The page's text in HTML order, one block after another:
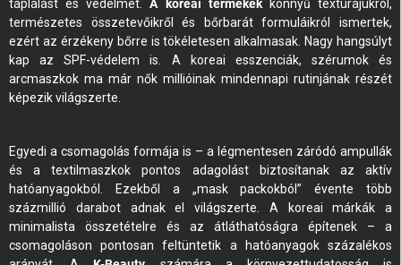
táplálást és védelmet.A koreai termékekkönnyű textúrájukról,
természetes összetevőikről és bőrbarát formuláikról ismertek,
ezért az érzékeny bőrre is tökéletesen alkalmasak. Nagy hangsúlyt
kap az SPF-védelem is. A koreai esszenciák, szérumok és
arcmaszkok ma már nők millióinak mindennapi rutinjának részét
képezik világszerte.
Egyedi a csomagolás formája is – a légmentesen záródó ampullák
és a textilmaszkok pontos adagolást biztosítanak az aktív
hatóanyagokból. Ezekből a „mask packokból” évente több
százmillió darabot adnak el világszerte. A koreai márkák a
minimalista összetételre és az átláthatóságra építenek – a
csomagoláson pontosan feltüntetik a hatóanyagok százalékos